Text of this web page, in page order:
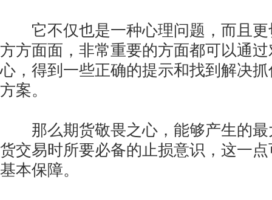
它不仅也是一种心理问题，而且更
方方面面，非常重要的方面都可以通
心，得到一些正确的提示和找到解决
方案。
那么期货敬畏之心，能够产生的最
货交易时所要必备的止损意识，这一
基本保障。